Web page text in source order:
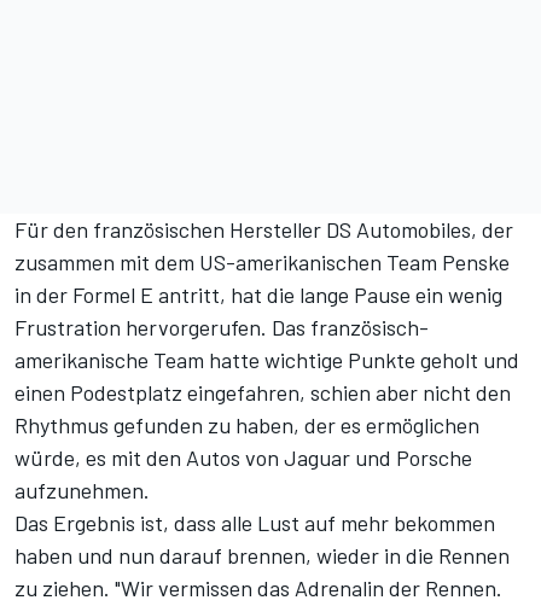
Für den französischen Hersteller DS Automobiles, der
zusammen mit dem US-amerikanischen Team Penske
in der Formel E antritt, hat die lange Pause ein wenig
Frustration hervorgerufen. Das französisch-
amerikanische Team hatte wichtige Punkte geholt und
einen Podestplatz eingefahren, schien aber nicht den
Rhythmus gefunden zu haben, der es ermöglichen
würde, es mit den Autos von Jaguar und Porsche
aufzunehmen.
Das Ergebnis ist, dass alle Lust auf mehr bekommen
haben und nun darauf brennen, wieder in die Rennen
zu ziehen. "Wir vermissen das Adrenalin der Rennen.